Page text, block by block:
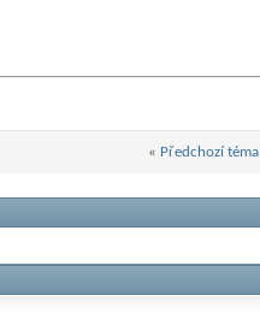
« Předchozí téma